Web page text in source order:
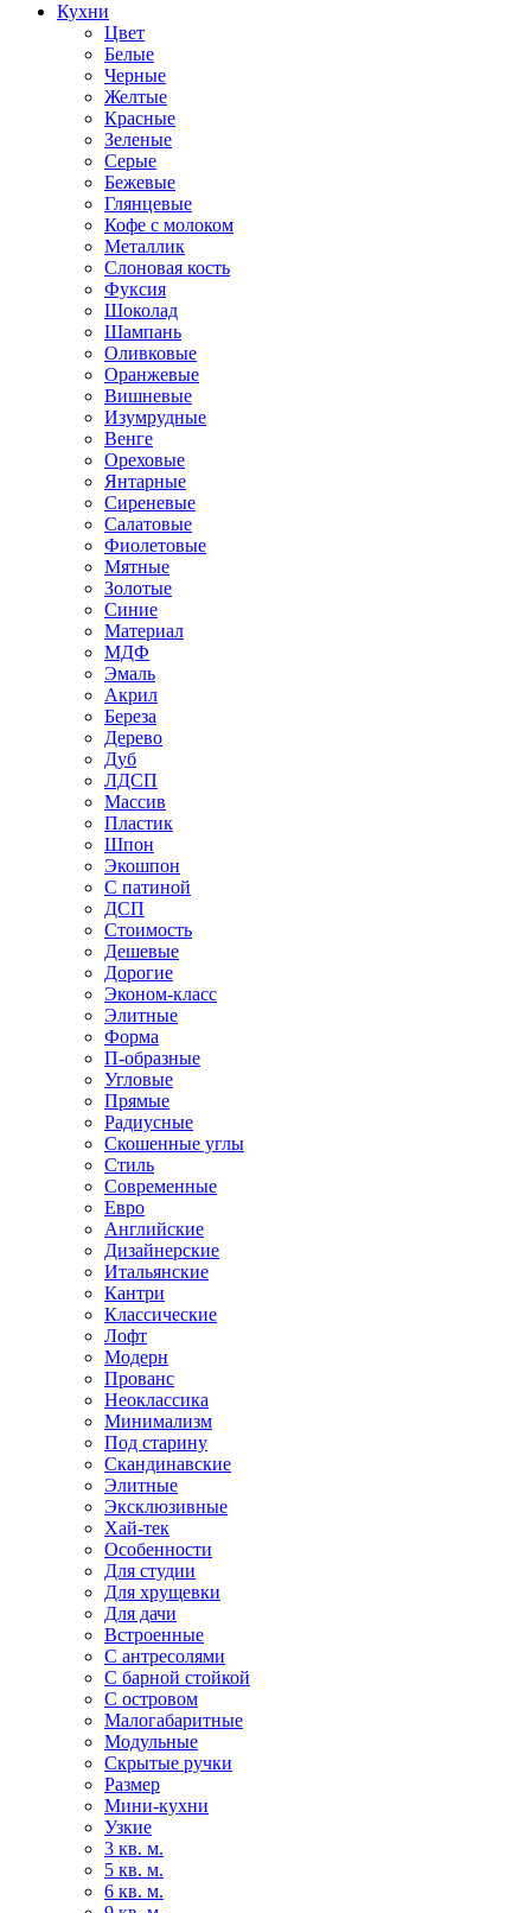
Кухни
Цвет
Белые
Черные
Желтые
Красные
Зеленые
Серые
Бежевые
Глянцевые
Кофе с молоком
Металлик
Слоновая кость
Фуксия
Шоколад
Шампань
Оливковые
Оранжевые
Вишневые
Изумрудные
Венге
Ореховые
Янтарные
Сиреневые
Салатовые
Фиолетовые
Мятные
Золотые
Синие
Материал
МДФ
Эмаль
Акрил
Береза
Дерево
Дуб
ЛДСП
Массив
Пластик
Шпон
Экошпон
С патиной
ДСП
Стоимость
Дешевые
Дорогие
Эконом-класс
Элитные
Форма
П-образные
Угловые
Прямые
Радиусные
Скошенные углы
Стиль
Современные
Евро
Английские
Дизайнерские
Итальянские
Кантри
Классические
Лофт
Модерн
Прованс
Неоклассика
Минимализм
Под старину
Скандинавские
Элитные
Эксклюзивные
Хай-тек
Особенности
Для студии
Для хрущевки
Для дачи
Встроенные
С антресолями
С барной стойкой
С островом
Малогабаритные
Модульные
Скрытые ручки
Размер
Мини-кухни
Узкие
3 кв. м.
5 кв. м.
6 кв. м.